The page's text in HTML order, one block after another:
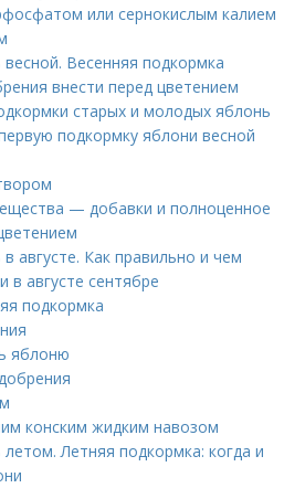
или сернокислым калием
Весенняя подкормка
внести перед цветением
старых и молодых яблонь
подкормку яблони весной
— добавки и полноценное
августе. Как правильно и чем
в августе сентябре
подкормка
яблоню
конским жидким навозом
Летняя подкормка: когда и